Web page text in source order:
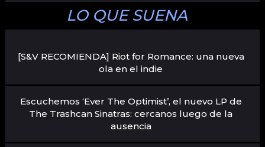
LO QUE SUENA
[S&V RECOMIENDA] Riot for Romance: una nueva
ola en el indie
Escuchemos ‘Ever The Optimist’, el nuevo LP de
The Trashcan Sinatras: cercanos luego de la
ausencia